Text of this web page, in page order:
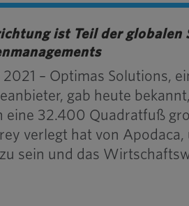
ist Teil der globalen
– Optimas Solutions,
gab heute
eine 32.400 Quadratfuß
verlegt hat von Apodaca,
sein und das